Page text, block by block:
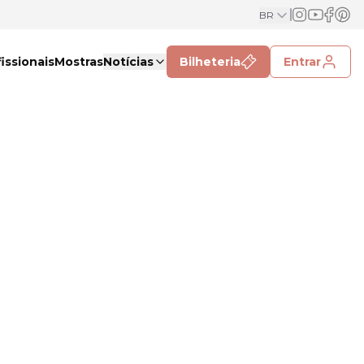
BR
MostrasNotícias Bilheteria Entrar